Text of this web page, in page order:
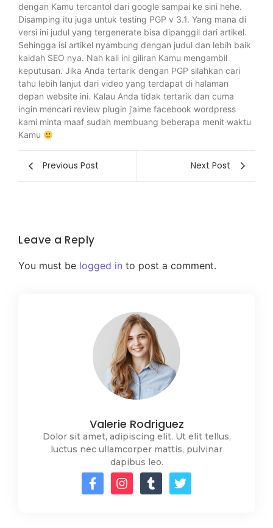
dengan Kamu tercantol dari google sampai ke sini hehe.
Disamping itu juga untuk testing PGP v 3.1. Yang mana di
versi ini judul yang tergenerate bisa dipanggil dari artikel.
Sehingga isi artikel nyambung dengan judul dan lebih baik
kaidah SEO nya. Nah kali ini giliran Kamu mengambil
keputusan. Jika Anda tertarik dengan PGP silahkan cari
tahu lebih lanjut dari video yang terdapat di halaman
depan website ini. Kalau Anda tidak tertarik dan cuma
ingin mencari review plugin j’aime facebook wordpress
kami minta maaf sudah membuang beberapa menit waktu
Kamu
Previous Post Next Post
Leave a Reply
You must be logged in to post a comment.
Valerie Rodriguez
Dolor sit amet, adipiscing elit. Ut elit tellus,
luctus nec ullamcorper mattis, pulvinar
dapibus leo.